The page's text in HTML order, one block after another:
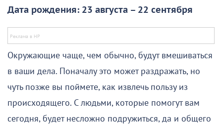
Дата рождения: 23 августа – 22 сентября
Окружающие чаще, чем обычно, будут вмешиваться
в ваши дела. Поначалу это может раздражать, но
чуть позже вы поймете, как извлечь пользу из
происходящего. С людьми, которые помогут вам
сегодня, будет несложно подружиться, да и общего